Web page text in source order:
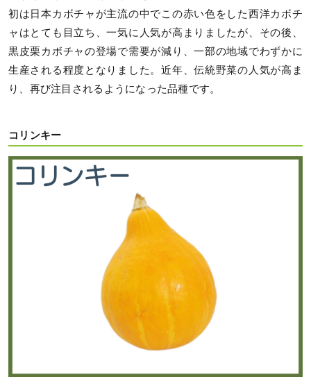
初は日本カボチャが主流の中でこの赤い色をした西洋カボチ
ャはとても目立ち、一気に人気が高まりましたが、その後、
黒皮栗カボチャの登場で需要が減り、一部の地域でわずかに
生産される程度となりました。近年、伝統野菜の人気が高ま
り、再び注目されるようになった品種です。
コリンキー